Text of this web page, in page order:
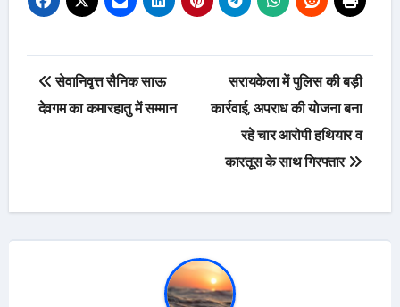
Post
navigation
सेवानिवृत्त सैनिक साऊ
देवगम का कमारहातु में सम्मान
सरायकेला में पुलिस की बड़ी
कार्रवाई, अपराध की योजना बना
रहे चार आरोपी हथियार व
कारतूस के साथ गिरफ्तार